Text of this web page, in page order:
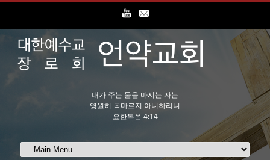
내가 주는 물을 마시는 자는
영원히 목마르지 아니하리니
요한복음 4:14